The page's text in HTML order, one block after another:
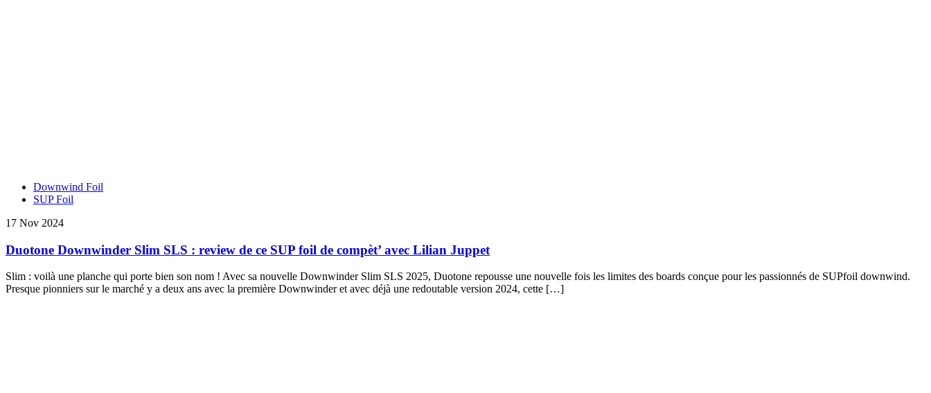
Downwind Foil
SUP Foil
17 Nov 2024
Duotone Downwinder Slim SLS : review de ce SUP foil de compèt’ avec Lilian Juppet
Slim : voilà une planche qui porte bien son nom ! Avec sa nouvelle Downwinder Slim SLS 2025, Duotone repousse une nouvelle fois les limites des boards conçue pour les passionnés de SUPfoil downwind.
Presque pionniers sur le marché y a deux ans avec la première Downwinder et avec déjà une redoutable version 2024, cette […]